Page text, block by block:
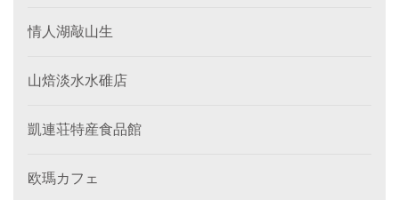
情人湖敲山生
山焙淡水水碓店
凱連荘特産食品館
欧瑪カフェ